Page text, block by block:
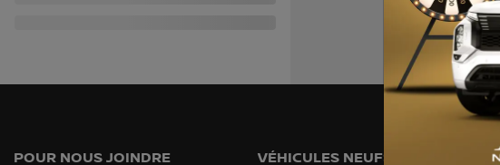
POUR NOUS JOINDRE VÉHICULES NEUFS